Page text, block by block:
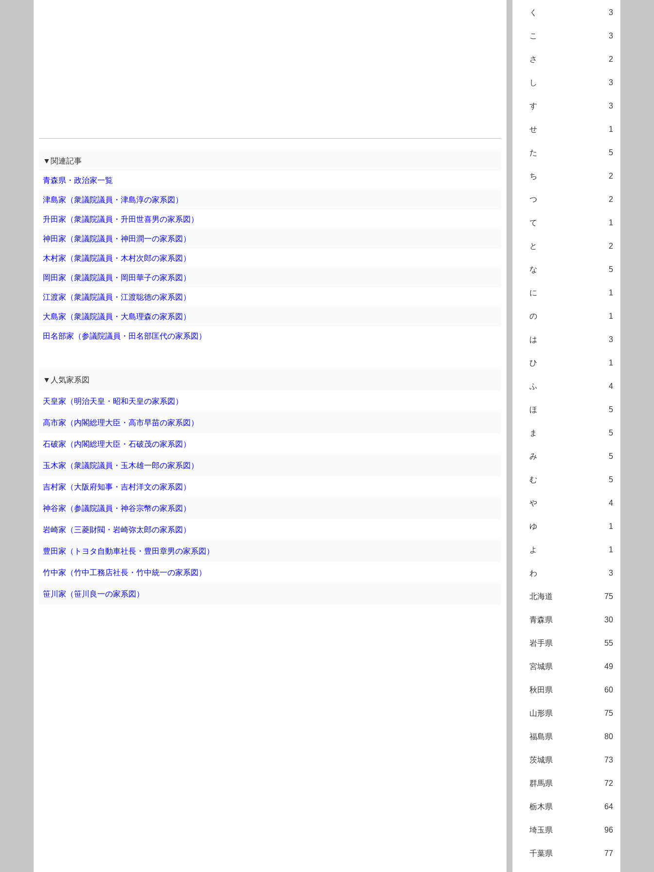
▼関連記事
青森県・政治家一覧
津島家（衆議院議員・津島淳の家系図）
升田家（衆議院議員・升田世喜男の家系図）
神田家（衆議院議員・神田潤一の家系図）
木村家（衆議院議員・木村次郎の家系図）
岡田家（衆議院議員・岡田華子の家系図）
江渡家（衆議院議員・江渡聡徳の家系図）
大島家（衆議院議員・大島理森の家系図）
田名部家（参議院議員・田名部匡代の家系図）
▼人気家系図
天皇家（明治天皇・昭和天皇の家系図）
高市家（内閣総理大臣・高市早苗の家系図）
石破家（内閣総理大臣・石破茂の家系図）
玉木家（衆議院議員・玉木雄一郎の家系図）
吉村家（大阪府知事・吉村洋文の家系図）
神谷家（参議院議員・神谷宗幣の家系図）
岩崎家（三菱財閥・岩崎弥太郎の家系図）
豊田家（トヨタ自動車社長・豊田章男の家系図）
竹中家（竹中工務店社長・竹中統一の家系図）
笹川家（笹川良一の家系図）
く 3
こ 3
さ 2
し 3
す 3
せ 1
た 5
ち 2
つ 2
て 1
と 2
な 5
に 1
の 1
は 3
ひ 1
ふ 4
ほ 5
ま 5
み 5
む 5
や 4
ゆ 1
よ 1
わ 3
北海道 75
青森県 30
岩手県 55
宮城県 49
秋田県 60
山形県 75
福島県 80
茨城県 73
群馬県 72
栃木県 64
埼玉県 96
千葉県 77